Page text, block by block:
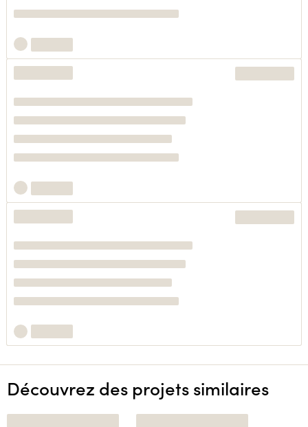
Découvrez des projets similaires